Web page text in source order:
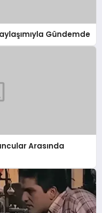
Gündemde
Arasında